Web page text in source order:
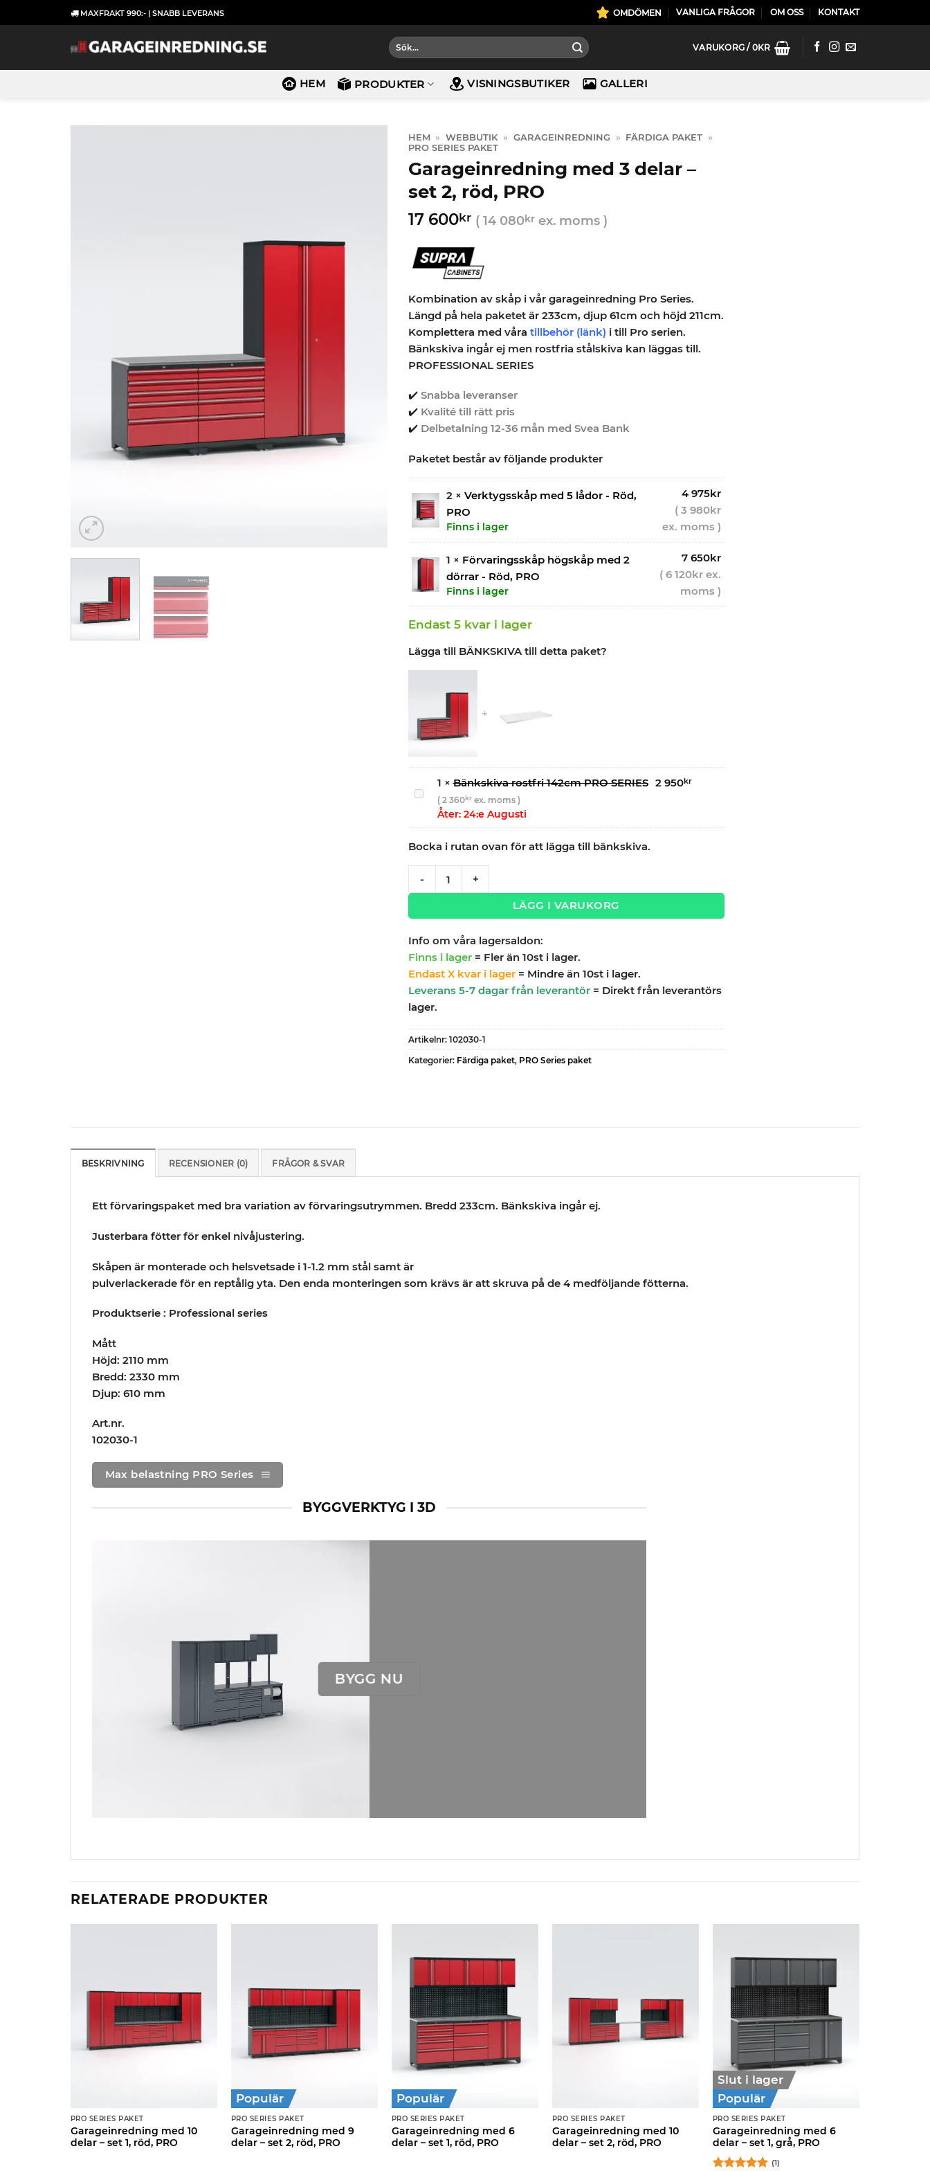
to
MAXFRAKT 990:- | SNABB LEVERANS OMDÖMEN VANLIGA FRÅGOR OM OSS KONTAKT
Sök
efter:
VARUKORG / 0KR
HEM PRODUKTER VISNINGSBUTIKER GALLERI
HEM » WEBBUTIK » GARAGEINREDNING » FÄRDIGA PAKET »
PRO SERIES PAKET
Garageinredning med 3 delar –
set 2, röd, PRO
17 600kr ( 14 080krex. moms )
Kombination av skåp i vår garageinredning Pro Series.
Längd på hela paketet är 233cm, djup 61cm och höjd 211cm.
Komplettera med våra tillbehör (länk) i till Pro serien.
Bänkskiva ingår ej men rostfria stålskiva kan läggas till.
PROFESSIONAL SERIES
✔️ Snabba leveranser
✔️ Kvalité till rätt pris
✔️ Delbetalning 12-36 mån med Svea Bank
Paketet består av följande produkter
2 × Verktygsskåp med 5 lådor - Röd,
PRO
Finns i lager
4 975kr
( 3 980kr
ex. moms )
1 × Förvaringsskåp högskåp med 2
dörrar - Röd, PRO
Finns i lager
7 650kr
( 6 120kr ex.
moms )
Endast 5 kvar i lager
Lägga till BÄNKSKIVA till detta paket?
Bänkskiva
rostfri
SERIES
1 ×Bänkskiva rostfri 142cm PRO SERIES 2 950kr
( 2 360krex. moms )
Åter: 24:e Augusti
Bocka i rutan ovan för att lägga till bänkskiva.
- +
LÄGG I VARUKORG
Info om våra lagersaldon:
Finns i lager = Fler än 10st i lager.
Endast X kvar i lager = Mindre än 10st i lager.
Leverans 5-7 dagar från leverantör= Direkt från leverantörs
lager.
Artikelnr: 102030-1
Kategorier: Färdiga paket, PRO Series paket
BESKRIVNING RECENSIONER (0) FRÅGOR & SVAR
Ett förvaringspaket med bra variation av förvaringsutrymmen. Bredd 233cm. Bänkskiva ingår ej.
Justerbara fötter för enkel nivåjustering.
Skåpen är monterade och helsvetsade i 1-1.2 mm stål samt är
pulverlackerade för en reptålig yta. Den enda monteringen som krävs är att skruva på de 4 medföljande fötterna.
Produktserie : Professional series
Mått
Höjd: 2110 mm
Bredd: 2330 mm
Djup: 610 mm
Art.nr.
102030-1
Max belastning PRO Series
BYGGVERKTYG I 3D
BYGG NU
RELATERADE PRODUKTER
PRO SERIES PAKET
Garageinredning med 10
delar – set 1, röd, PRO
Populär
PRO SERIES PAKET
Garageinredning med 9
delar – set 2, röd, PRO
Populär
PRO SERIES PAKET
Garageinredning med 6
delar – set 1, röd, PRO
PRO SERIES PAKET
Garageinredning med 10
delar – set 2, röd, PRO
Slut i lager
Populär
PRO SERIES PAKET
Garageinredning med 6
delar – set 1, grå, PRO
(1)